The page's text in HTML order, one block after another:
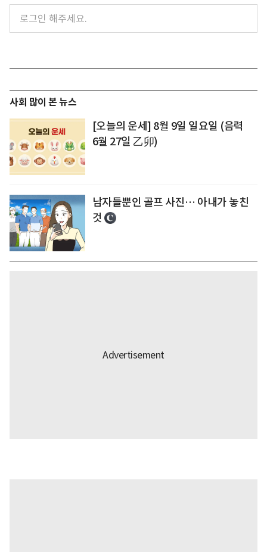
사회 많이 본 뉴스
[오늘의 운세] 8월 9일 일요일 (음력
6월 27일 乙卯)
남자들뿐인 골프 사진… 아내가 놓친
것